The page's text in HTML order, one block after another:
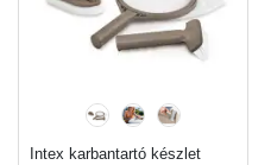
Intex karbantartó készlet